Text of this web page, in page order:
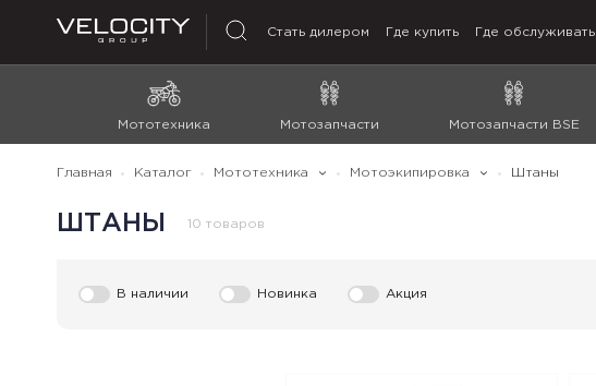
Стать дилером Где купить Где обслуживать
Мототехника Мотозапчасти Мотозапчасти BSE
Главная Каталог Мототехника Мотоэкипировка Штаны
ШТАНЫ 10 товаров
В наличии Новинка Акция